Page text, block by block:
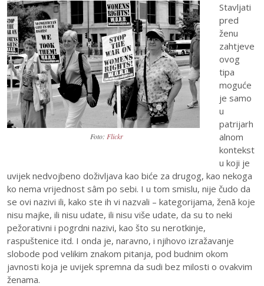
Foto: Flickr
Stavljati
pred
ženu
zahtjeve
ovog
tipa
moguće
je samo
u
patrijarh
alnom
kontekst
u koji je
uvijek nedvojbeno doživljava kao biće za drugog, kao nekoga
ko nema vrijednost sâm po sebi. I u tom smislu, nije čudo da
se ovi nazivi ili, kako ste ih vi nazvali – kategorijama, ženā koje
nisu majke, ili nisu udate, ili nisu više udate, da su to neki
pežorativni i pogrdni nazivi, kao što su nerotkinje,
raspuštenice itd. I onda je, naravno, i njihovo izražavanje
slobode pod velikim znakom pitanja, pod budnim okom
javnosti koja je uvijek spremna da sudi bez milosti o ovakvim
ženama.